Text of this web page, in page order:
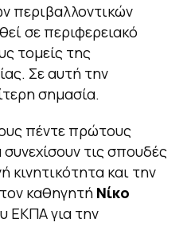
περιβαλλοντικών
σε περιφερειακό
τομείς της
Σε αυτή την
σημασία.
πέντε πρώτους
τις σπουδές
κινητικότητα και την
καθηγητή Νίκο
ΕΚΠΑ για την